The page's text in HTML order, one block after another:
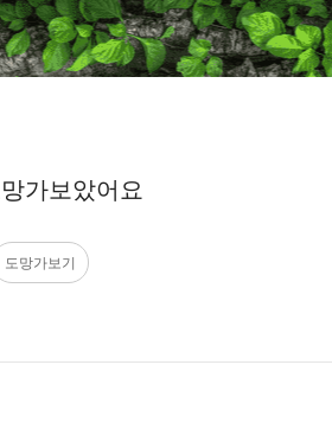
가보았어요
도망가보기